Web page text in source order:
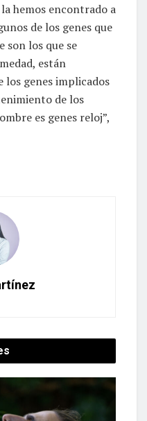
hemos encontrado a
de los genes que
son los que se
están
los genes implicados
de los
es genes reloj”,